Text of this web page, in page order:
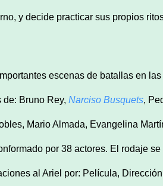
y decide practicar sus propios
escenas de batallas en
Bruno Rey, Narciso Busquets,
Mario Almada, Evangelina
por 38 actores. El rodaje
al Ariel por: Película,